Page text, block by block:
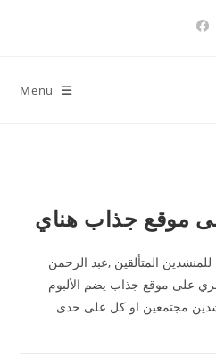
Menu
موقع جذاب هناي
للمنشدين المتألقين ,عبد الرحمن
على موقع جذاب يضم الألبوم
مجتمعين او كل على حدى